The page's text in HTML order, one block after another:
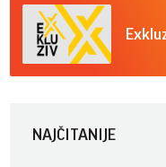
NAJČITANIJE